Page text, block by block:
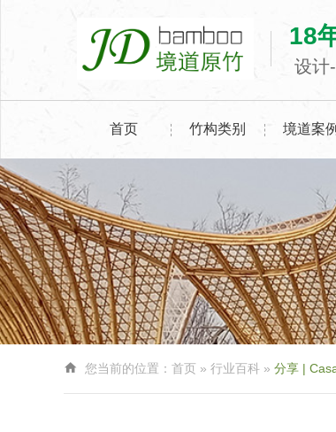
18
设计
首页 竹构类别 境道案例
 您当前的位置： 首页 » 行业百科 » 分享 |